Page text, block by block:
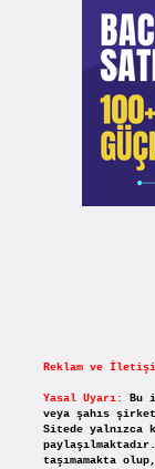
Reklam ve
Yasal Uyarı:
Bu
veya şahıs
Sitede yalnızca
taşımamakta